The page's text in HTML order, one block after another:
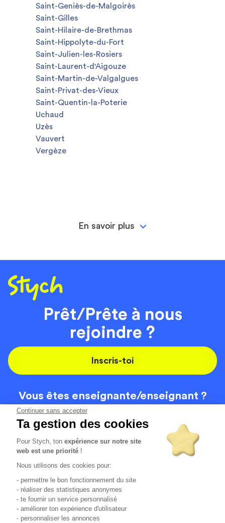
Continuer sans accepter
Ta gestion des cookies
Pour Stych, tonexpérience sur notre site
web est une priorité !
Nous utilisons des cookies pour:
- permettre le bon fonctionnement du site
- réaliser des statistiques anonymes
- te fournir un service personnalisé
- améliorer ton expérience d'utilisateur
- personnaliser les annonces
Saint-Geniès-de-Malgoirès
Saint-Gilles
Saint-Hilaire-de-Brethmas
Saint-Hippolyte-du-Fort
Saint-Julien-les-Rosiers
Saint-Laurent-d'Aigouze
Saint-Martin-de-Valgalgues
Saint-Privat-des-Vieux
Saint-Quentin-la-Poterie
Uchaud
Uzès
Vauvert
Vergèze
En savoir plus
Prêt/Prête à nous
rejoindre ?
Inscris-toi
Vous êtes enseignante/enseignant ?
On recrute
Code de la route
Localisation
Contact
Tous les avis clients4.6/5 (51148 avis publiés)